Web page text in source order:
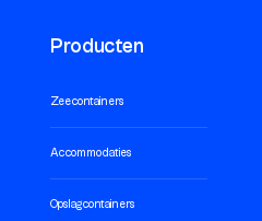
Producten
Zeecontainers
Accommodaties
Opslagcontainers